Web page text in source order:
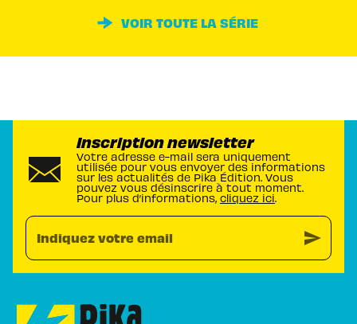
VOIR TOUTE LA SÉRIE
Inscription newsletter
Votre adresse e-mail sera uniquement
utilisée pour vous envoyer des informations
sur les actualités de Pika Édition. Vous
pouvez vous désinscrire à tout moment.
Pour plus d’informations, cliquez ici.
Indiquez votre email send